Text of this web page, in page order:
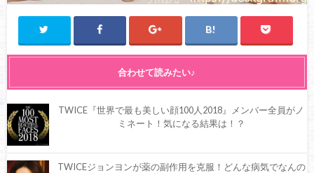
合わせて読みたい♪
TWICE『世界で最も美しい顔100人2018』メンバー全員がノ
ミネート！気になる結果は！？
TWICEジョンヨンが薬の副作用を克服！どんな病気でなんの